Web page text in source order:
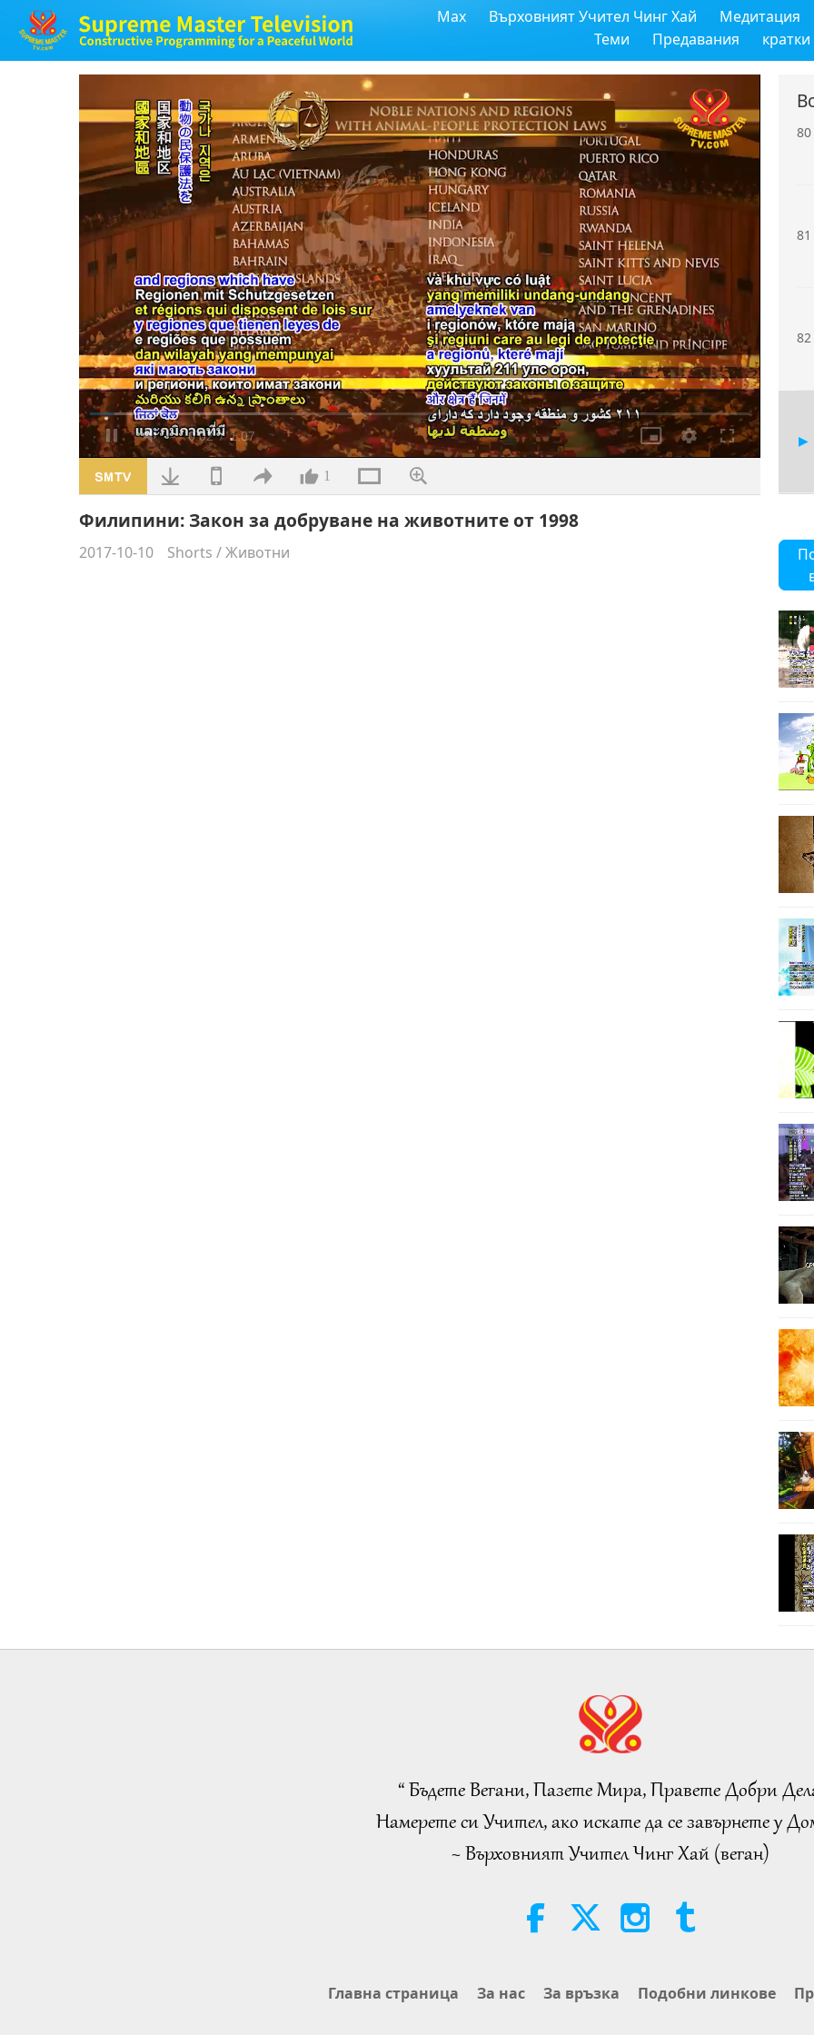
Max Върховният Учител Чинг Хай Медитация
Теми
Предавания
Без
звук
/
Заредено:
28.65%
Качество
1
Филипини: Закон за добруване на животните от 1998
2017-10-10 Shorts /Животни
80
81
82
84
85
86
87
88
89
90
91
92
93
94
“ Бъдете Вегани, Пазете Мира, Правете Добри
Намерете си Учител, ако искате да се завърнете у
~ Върховният Учител Чинг Хай (веган)
Главна страница За нас За връзка Подобни линкове